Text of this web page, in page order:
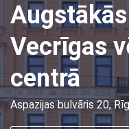
Vecrīgas
centrā
Aspazijas bulvāris 20,